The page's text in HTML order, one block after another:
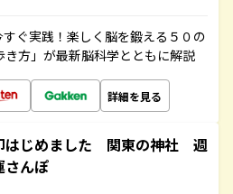
ぐ実践！楽しく脳を鍛える５０の
き方」が最新脳科学とともに解説
詳細を見る
はじめました 関東の神社 週
さんぽ